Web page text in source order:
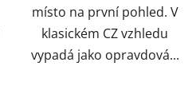
místo na první pohled. V
klasickém CZ vzhledu
vypadá jako opravdová...